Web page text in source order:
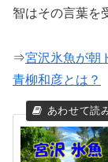
智はその言葉を
⇒宮沢氷魚が朝
青柳和彦とは？